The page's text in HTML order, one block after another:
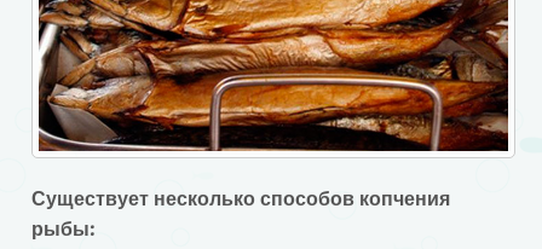
Существует несколько способов копчения
рыбы: